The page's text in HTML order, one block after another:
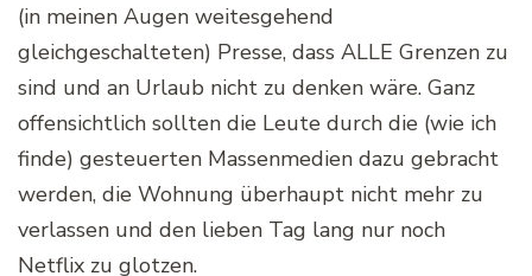
(in meinen Augen weitesgehend
gleichgeschalteten) Presse, dass ALLE Grenzen zu
sind und an Urlaub nicht zu denken wäre. Ganz
offensichtlich sollten die Leute durch die (wie ich
finde) gesteuerten Massenmedien dazu gebracht
werden, die Wohnung überhaupt nicht mehr zu
verlassen und den lieben Tag lang nur noch
Netflix zu glotzen.